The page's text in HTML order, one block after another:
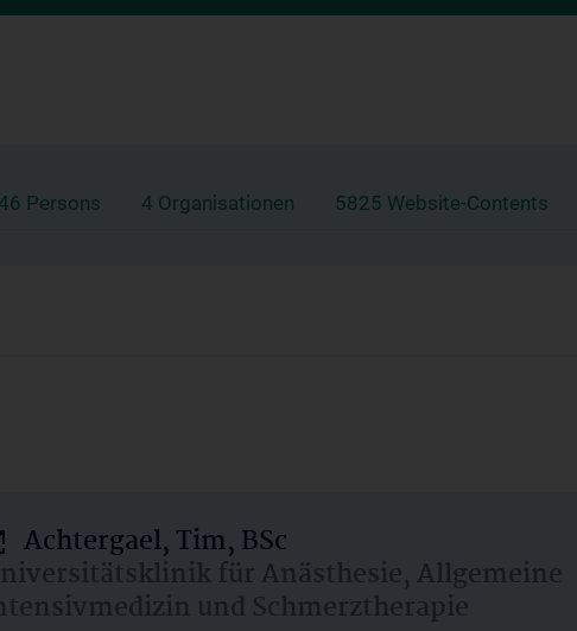
Persons 4 Organisationen 5825 Website-Contents
Achtergael, Tim, BSc
für Anästhesie, Allgemeine
und Schmerztherapie